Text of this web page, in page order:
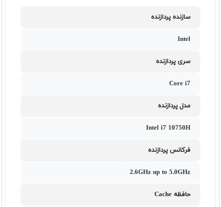
سازنده پردازنده
Intel
سری پردازنده
Core i7
مدل پردازنده
Intel i7 10750H
فرکانس پردازنده
2.6GHz up to 5.0GHz
حافظه Cache